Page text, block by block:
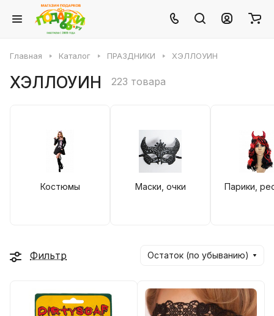
Главная Каталог ПРАЗДНИКИ ХЭЛЛОУИН
ХЭЛЛОУИН 223 товара
Костюмы Маски, очки Парики,
Фильтр Остаток (по убыванию)